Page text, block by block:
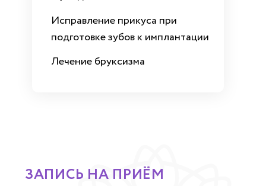
Исправление прикуса при
подготовке зубов к имплантации
Лечение бруксизма
ЗАПИСЬ НА ПРИЁМ